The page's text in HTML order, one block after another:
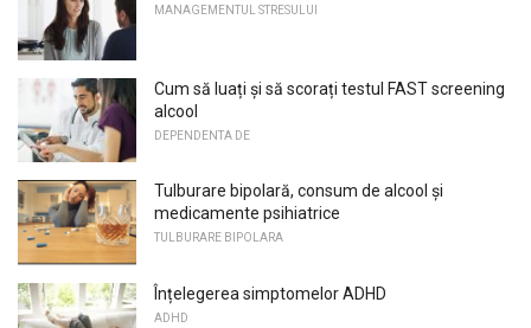
MANAGEMENTUL STRESULUI
Cum să luați și să scorați testul FAST screening
alcool
DEPENDENTA DE
Tulburare bipolară, consum de alcool și
medicamente psihiatrice
TULBURARE BIPOLARA
Înțelegerea simptomelor ADHD
ADHD